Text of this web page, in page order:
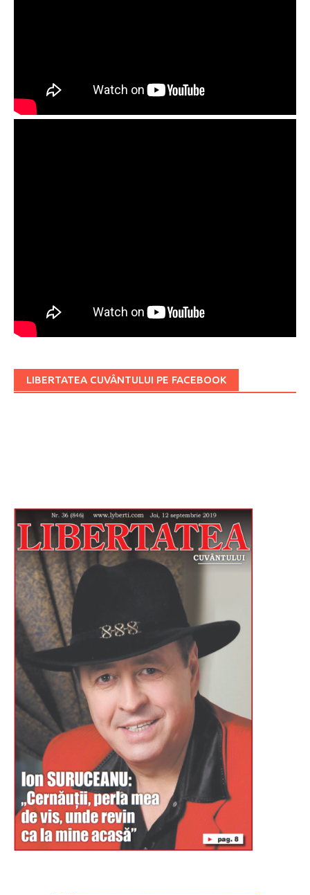
LIBERTATEA CUVÂNTULUI PE FACEBOOK